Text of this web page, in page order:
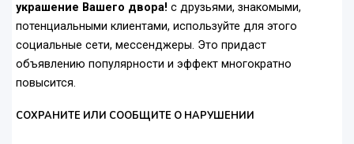
украшение Вашего двора! с друзьями, знакомыми,
потенциальными клиентами, используйте для этого
социальные сети, мессенджеры. Это придаст
объявлению популярности и эффект многократно
повысится.
СОХРАНИТЕ ИЛИ СООБЩИТЕ О НАРУШЕНИИ